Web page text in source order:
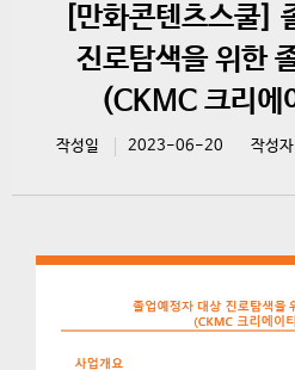
[만화콘텐츠스쿨]
진로탐색을 위한
(CKMC 크리에
작성일 2023-06-20 작성자